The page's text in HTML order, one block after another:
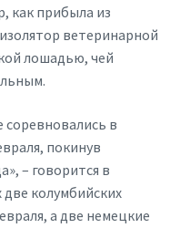
как прибыла из
ветеринарной
лошадью, чей
в
покинув
– говорится в
две колумбийских
а две немецкие